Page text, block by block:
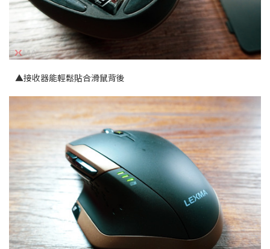
▲接收器能輕鬆貼合滑鼠背後